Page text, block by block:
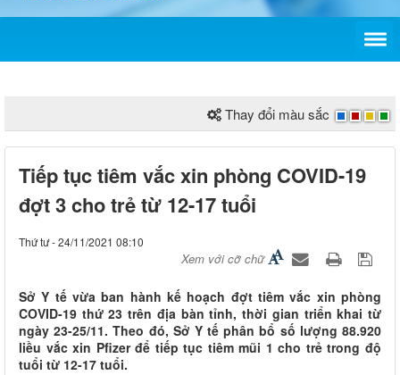
Thay đổi màu sắc
Tiếp tục tiêm vắc xin phòng COVID-19
đợt 3 cho trẻ từ 12-17 tuổi
Thứ tư - 24/11/2021 08:10
Xem với cỡ chữ
Sở Y tế vừa ban hành kế hoạch đợt tiêm vắc xin phòng
COVID-19 thứ 23 trên địa bàn tỉnh, thời gian triển khai từ
ngày 23-25/11. Theo đó, Sở Y tế phân bổ số lượng 88.920
liều vắc xin Pfizer để tiếp tục tiêm mũi 1 cho trẻ trong độ
tuổi từ 12-17 tuổi.